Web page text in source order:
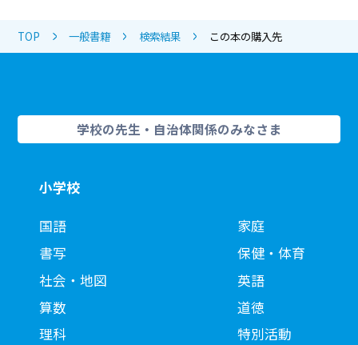
TOP 一般書籍 検索結果 この本の購入先
学校の先生・自治体関係のみなさま
小学校
国語
書写
社会・地図
算数
理科
家庭
保健・体育
英語
道徳
特別活動